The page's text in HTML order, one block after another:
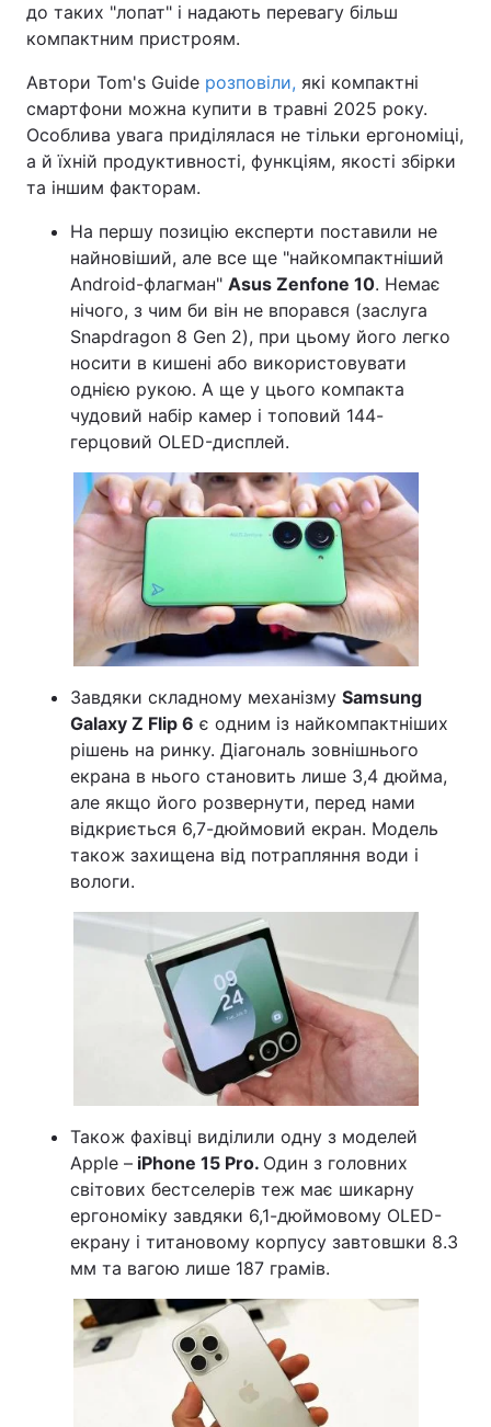
до таких "лопат" і надають перевагу більш
компактним пристроям.
Автори Tom's Guide розповіли, які компактні
смартфони можна купити в травні 2025 року.
Особлива увага приділялася не тільки ергономіці,
а й їхній продуктивності, функціям, якості збірки
та іншим факторам.
На першу позицію експерти поставили не
найновіший, але все ще "найкомпактніший
Android-флагман" Asus Zenfone 10. Немає
нічого, з чим би він не впорався (заслуга
Snapdragon 8 Gen 2), при цьому його легко
носити в кишені або використовувати
однією рукою. А ще у цього компакта
чудовий набір камер і топовий 144-
герцовий OLED-дисплей.
Завдяки складному механізму Samsung
Galaxy Z Flip 6 є одним із найкомпактніших
рішень на ринку. Діагональ зовнішнього
екрана в нього становить лише 3,4 дюйма,
але якщо його розвернути, перед нами
відкриється 6,7-дюймовий екран. Модель
також захищена від потрапляння води і
вологи.
Також фахівці виділили одну з моделей
Apple – iPhone 15 Pro. Один з головних
світових бестселерів теж має шикарну
ергономіку завдяки 6,1-дюймовому OLED-
екрану і титановому корпусу завтовшки 8.3
мм та вагою лише 187 грамів.